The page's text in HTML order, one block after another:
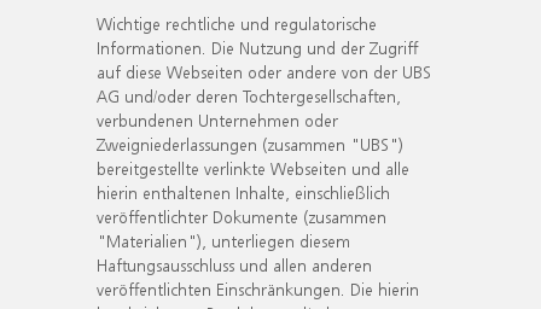
Wichtige rechtliche und regulatorische
Informationen. Die Nutzung und der Zugriff
auf diese Webseiten oder andere von der UBS
AG und/oder deren Tochtergesellschaften,
verbundenen Unternehmen oder
Zweigniederlassungen (zusammen "UBS")
bereitgestellte verlinkte Webseiten und alle
hierin enthaltenen Inhalte, einschließlich
veröffentlichter Dokumente (zusammen
"Materialien"), unterliegen diesem
Haftungsausschluss und allen anderen
veröffentlichten Einschränkungen. Die hierin